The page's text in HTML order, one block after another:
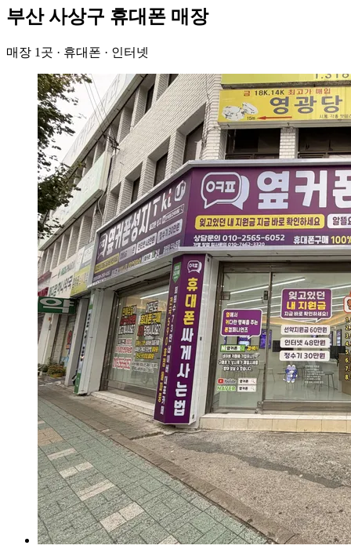
부산 사상구 휴대폰 매장
매장 1 곳 · 휴대폰 · 인터넷